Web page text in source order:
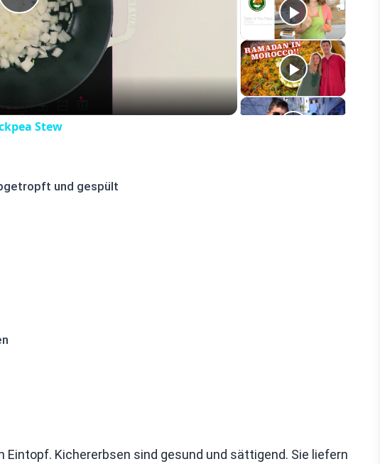
Play
Video
Stew
und gespült
Eintopf. Kichererbsen sind gesund und sättigend. Sie liefern